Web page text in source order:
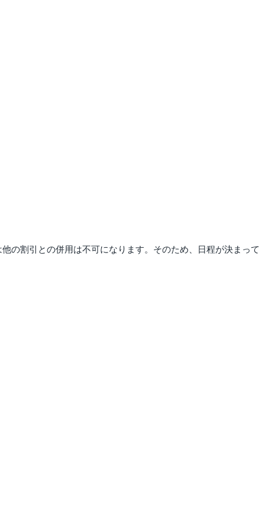
の割引との併用は不可になります。そのため、日程が決まって